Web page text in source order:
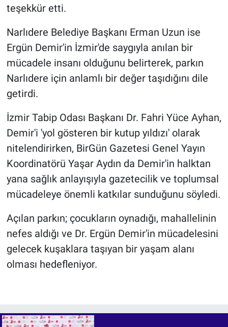
teşekkür etti.
Narlıdere Belediye Başkanı Erman Uzun ise
Ergün Demir'in İzmir'de saygıyla anılan bir
mücadele insanı olduğunu belirterek, parkın
Narlıdere için anlamlı bir değer taşıdığını dile
getirdi.
İzmir Tabip Odası Başkanı Dr. Fahri Yüce Ayhan,
Demir'i 'yol gösteren bir kutup yıldızı' olarak
nitelendirirken, BirGün Gazetesi Genel Yayın
Koordinatörü Yaşar Aydın da Demir'in halktan
yana sağlık anlayışıyla gazetecilik ve toplumsal
mücadeleye önemli katkılar sunduğunu söyledi.
Açılan parkın; çocukların oynadığı, mahallelinin
nefes aldığı ve Dr. Ergün Demir'in mücadelesini
gelecek kuşaklara taşıyan bir yaşam alanı
olması hedefleniyor.